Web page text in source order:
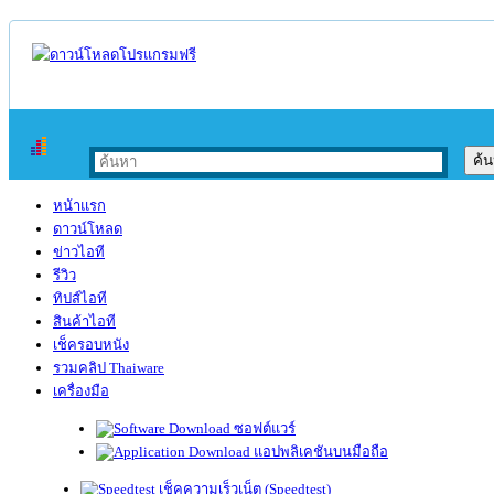
หน้าแรก
ดาวน์โหลด
ข่าวไอที
รีวิว
ทิปส์ไอที
สินค้าไอที
เช็ครอบหนัง
รวมคลิป Thaiware
เครื่องมือ
ซอฟต์แวร์
แอปพลิเคชันบนมือถือ
เช็คความเร็วเน็ต (Speedtest)